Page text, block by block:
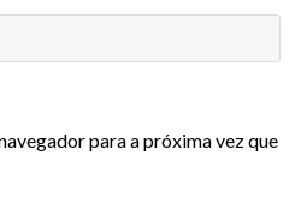
para a próxima vez que